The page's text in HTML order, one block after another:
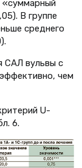
«суммарный
В группе
среднего
САЛ вульвы с
чем
U-
6.